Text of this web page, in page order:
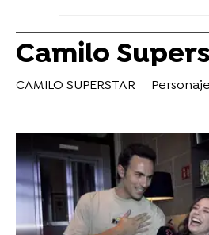
Camilo
CAMILO SUPERSTAR